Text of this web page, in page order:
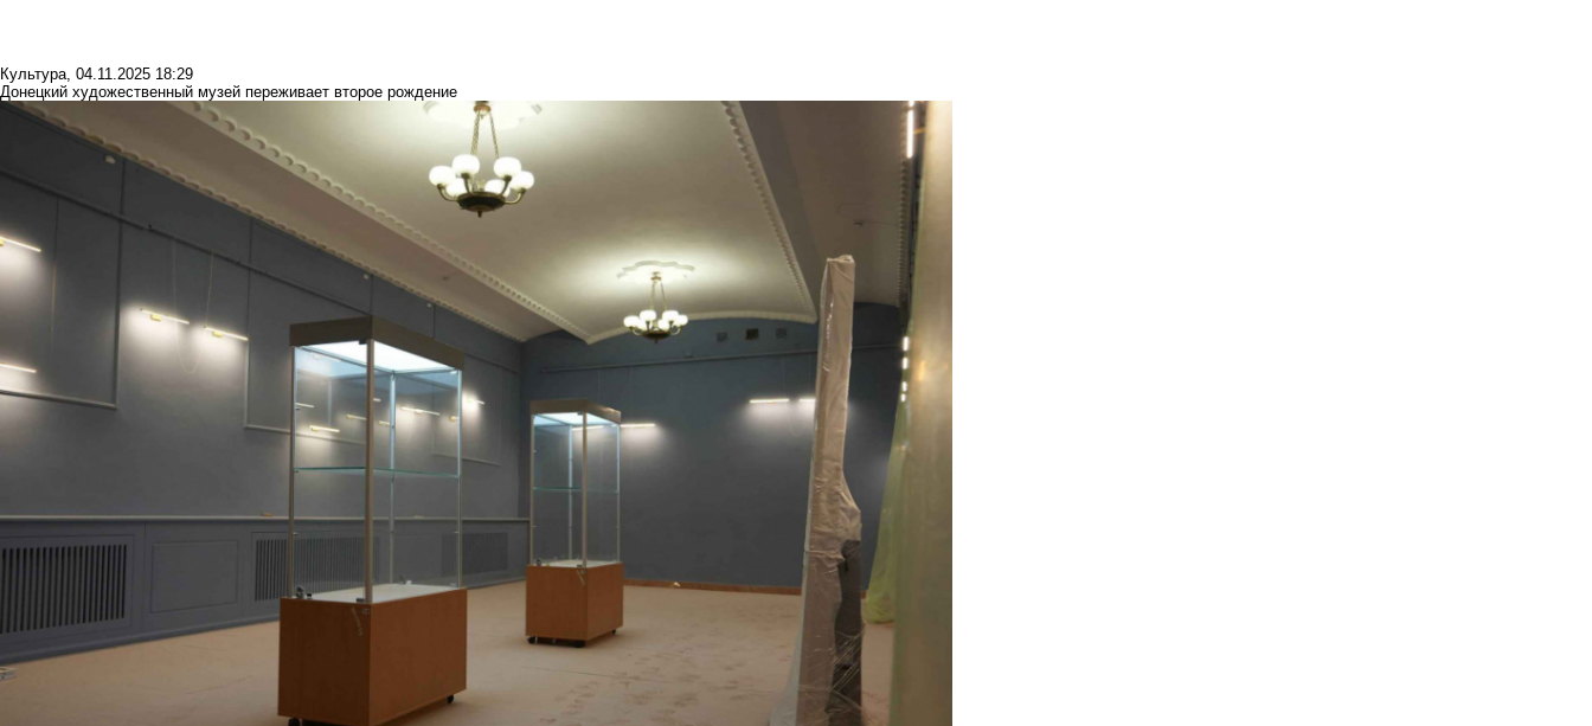
Культура 04.11.2025 18:29
Донецкий художественный музей переживает второе рождение